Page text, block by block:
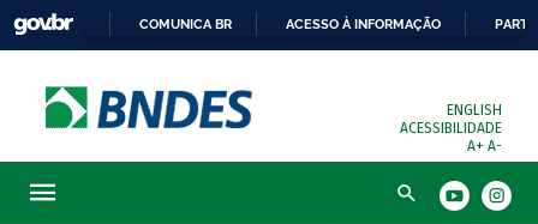
COMUNICA BR ACESSO À INFORMAÇÃO
ENGLISH
ACESSIBILIDADE
A+ A-
Busca